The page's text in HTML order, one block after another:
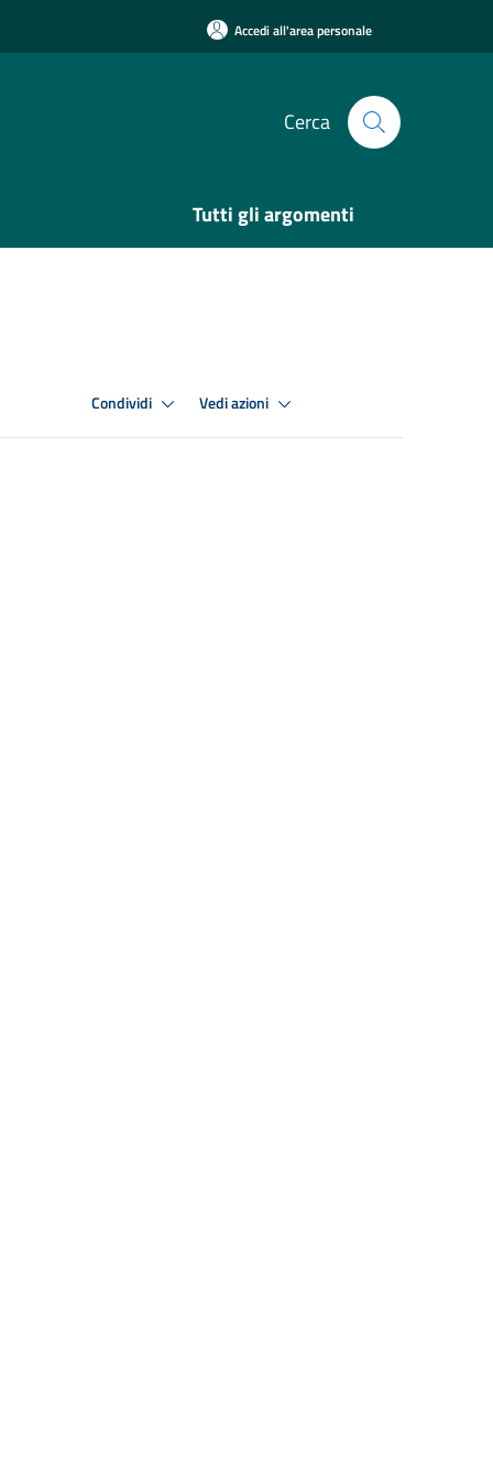
Accedi all'area personale
Cerca
Tutti gli argomenti
Condividi Vedi azioni